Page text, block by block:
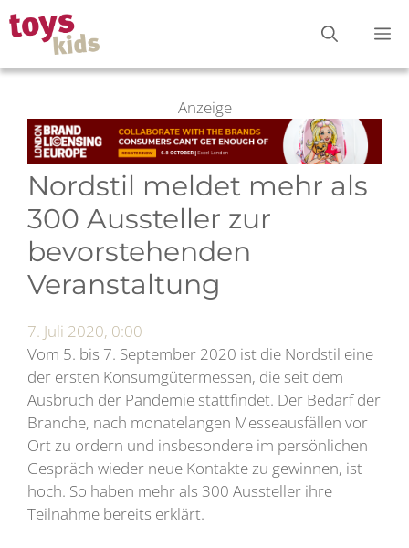
Zum
Inhalt
springen
Anzeige
Nordstil meldet mehr als
300 Aussteller zur
bevorstehenden
Veranstaltung
7. Juli 2020, 0:00
Vom 5. bis 7. September 2020 ist die Nordstil eine
der ersten Konsumgütermessen, die seit dem
Ausbruch der Pandemie stattfindet. Der Bedarf der
Branche, nach monatelangen Messeausfällen vor
Ort zu ordern und insbesondere im persönlichen
Gespräch wieder neue Kontakte zu gewinnen, ist
hoch. So haben mehr als 300 Aussteller ihre
Teilnahme bereits erklärt.